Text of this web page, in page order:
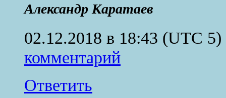
Александр Каратаев
02.12.2018 в 18:43 (UTC 5)
комментарий
Ответить